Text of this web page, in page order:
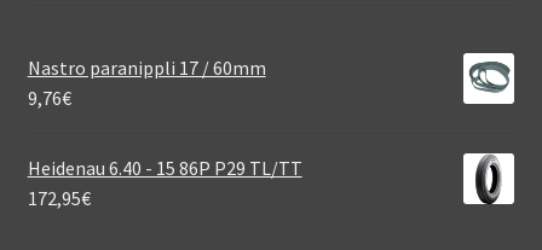
Nastro paranippli 17 / 60mm
9,76€
Heidenau 6.40 - 15 86P P29 TL/TT
172,95€